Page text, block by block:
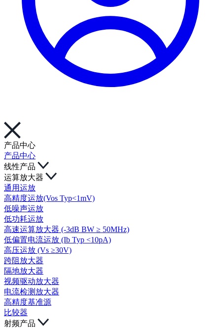
产品中心
产品中心
线性产品
运算放大器
通用运放
高精度运放(Vos Typ<1mV)
低噪声运放
低功耗运放
高速运算放大器 (-3dB BW ≥ 50MHz)
低偏置电流运放 (Ib Typ <10pA)
高压运放 (Vs ≥30V)
跨阻放大器
隔地放大器
视频驱动放大器
电流检测放大器
高精度基准源
比较器
射频产品